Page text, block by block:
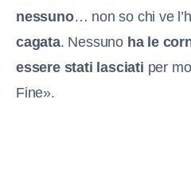
nessuno… non so chi ve
cagata. Nessuno ha le
essere stati lasciati per
Fine».